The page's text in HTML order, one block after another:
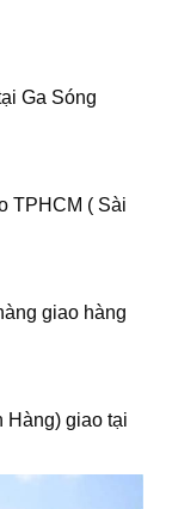
Ga Sóng
TPHCM ( Sài
giao hàng
Hàng) giao tại